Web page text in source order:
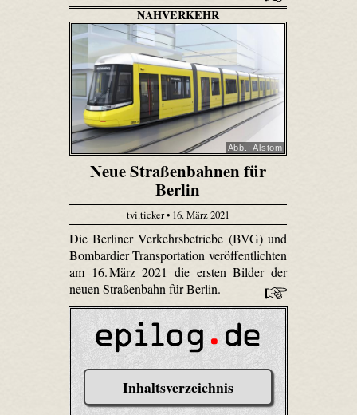
NAHVERKEHR
Abb.: Alstom
Neue Straßenbahnen für
Berlin
tvi.ticker • 16. März 2021
Die Berliner Verkehrsbetriebe (BVG) und
Bombardier Transportation veröffentlichten
am 16. März 2021 die ersten Bilder der
neuen Straßenbahn für Berlin.
Inhaltsverzeichnis